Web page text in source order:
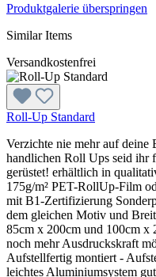
Produktgalerie überspringen
Similar Items
Versandkostenfrei
Roll-Up Standard
Verzichte nie mehr auf deine
handlichen Roll Ups seid ihr
gerüstet! erhältlich in
175g/m² PET-RollUp-Film
mit B1-Zertifizierung
dem gleichen Motiv und
85cm x 200cm und 100cm x
noch mehr Ausdruckskraft
Aufstellfertig montiert -
leichtes Aluminiumsystem